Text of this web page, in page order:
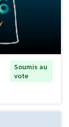
Soumis au
vote